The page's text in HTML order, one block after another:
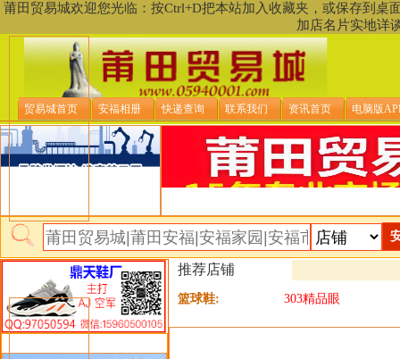
莆田贸易城欢迎您光临：按Ctrl+D把本站加入收藏夹，或保存到
加店名片实地详
贸易城首页 安福相册 快递查询 联系我们 资讯首页 电脑版
推荐店铺
篮球鞋: 303精品眼